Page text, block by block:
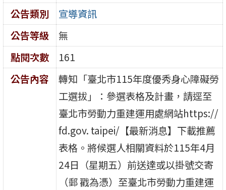
公告類別
宣導資訊
公告等級
無
點閱次數
161
公告內容
轉知「臺北市115年度優秀身心障礙勞
工選拔」：參選表格及計畫，請逕至
臺北市勞動力重建運用處網站https://
fd.gov. taipei/【最新消息】下載推薦
表格。將候選人相關資料於115年4月
24日（星期五）前送達或以掛號交寄
（郵 戳為憑）至臺北市勞動力重建運